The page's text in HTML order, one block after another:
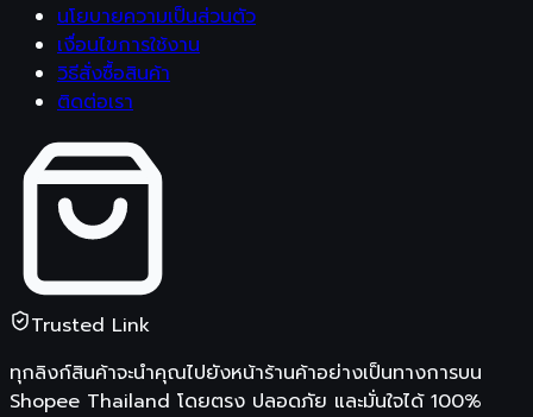
นโยบายความเป็นส่วนตัว
เงื่อนไขการใช้งาน
วิธีสั่งซื้อสินค้า
ติดต่อเรา
Trusted Link
ทุกลิงก์สินค้าจะนำคุณไปยังหน้าร้านค้าอย่างเป็นทางการบน
Shopee Thailand โดยตรง ปลอดภัย และมั่นใจได้ 100%